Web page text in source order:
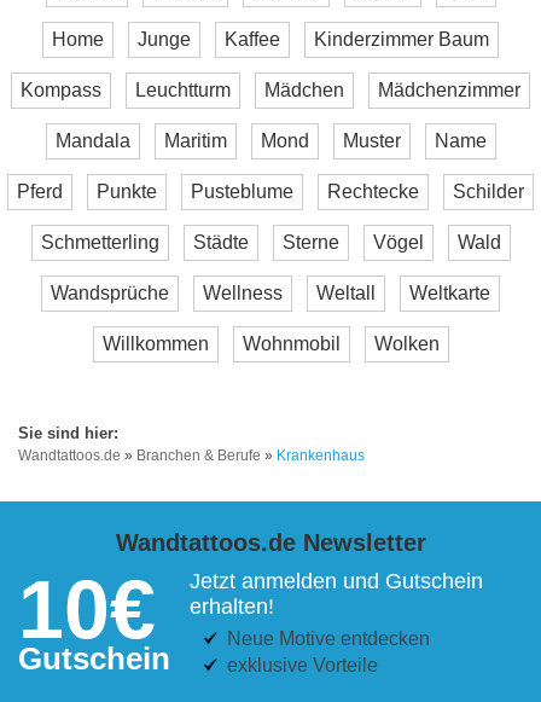
Home Junge Kaffee Kinderzimmer Baum
Kompass Leuchtturm Mädchen Mädchenzimmer
Mandala Maritim Mond Muster Name
Pferd Punkte Pusteblume Rechtecke Schilder
Schmetterling Städte Sterne Vögel Wald
Wandsprüche Wellness Weltall Weltkarte
Willkommen Wohnmobil Wolken
Wandtattoos.de » Branchen & Berufe » Krankenhaus
Wandtattoos.de Newsletter
10€
Gutschein
Jetzt anmelden und Gutschein
erhalten!
Neue Motive entdecken
exklusive Vorteile